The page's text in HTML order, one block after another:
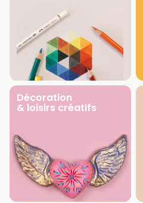
Décoration
& loisirs créatifs